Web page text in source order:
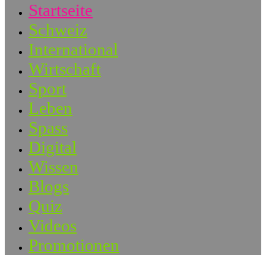
Startseite
Schweiz
International
Wirtschaft
Sport
Leben
Spass
Digital
Wissen
Blogs
Quiz
Videos
Promotionen